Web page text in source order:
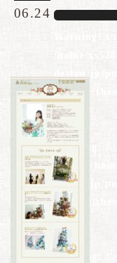
06.24
content/
line
Warning
null in
design.jp/
content/
line26
Warning